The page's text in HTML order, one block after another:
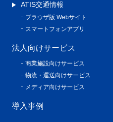
ATIS交通情報
ブラウザ版 Webサイト
スマートフォンアプリ
法人向けサービス
商業施設向けサービス
物流・運送向けサービス
メディア向けサービス
導入事例